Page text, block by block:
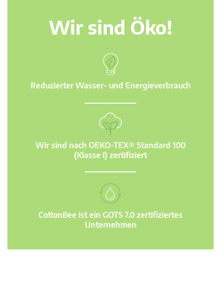
Wir sind Öko!
Reduzierter Wasser- und Energieverbrauch
Wir sind nach OEKO-TEX® Standard 100
(Klasse I) zertifiziert
CottonBee ist ein GOTS 7.0 zertifiziertes
Unternehmen